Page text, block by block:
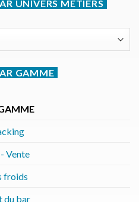
UNIVERS MÉTIERS
GAMME
Vente
froids
du bar